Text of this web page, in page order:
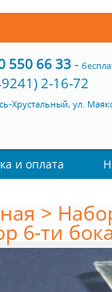
550 66 33-
2-16-72
Хрустальный, ул.
и оплата
>
6-ти